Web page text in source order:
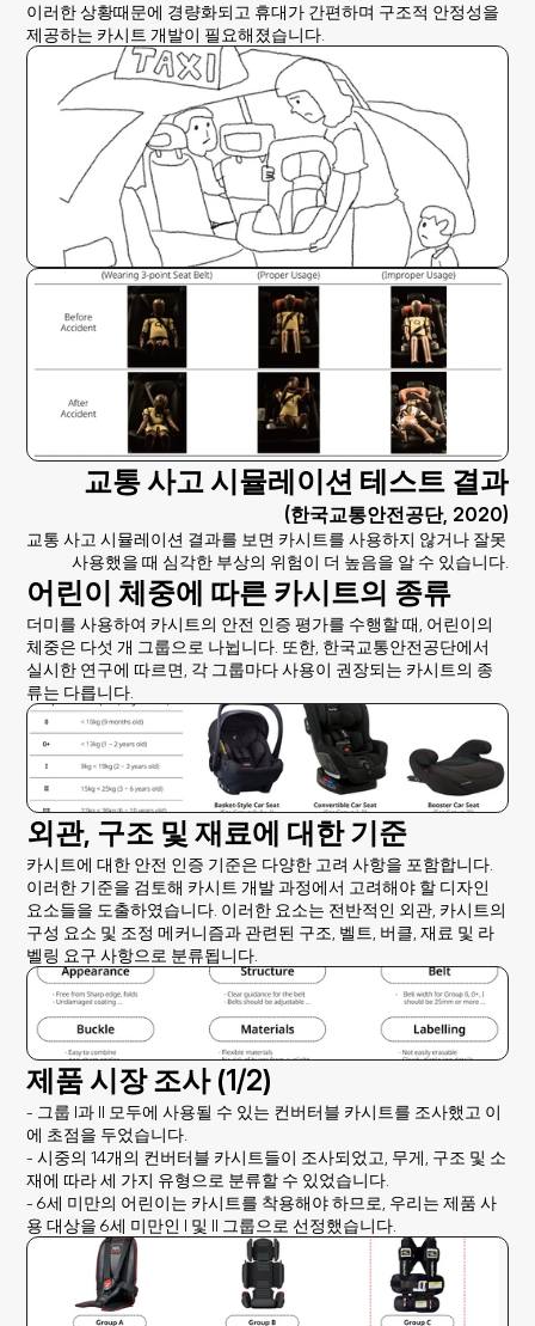
이러한 상황때문에 경량화되고 휴대가 간편하며 구조적 안정성을
제공하는 카시트 개발이 필요해졌습니다.
교통 사고 시뮬레이션 테스트 결과
(한국교통안전공단, 2020)
교통 사고 시뮬레이션 결과를 보면 카시트를 사용하지 않거나 잘못
사용했을 때 심각한 부상의 위험이 더 높음을 알 수 있습니다.
어린이 체중에 따른 카시트의 종류
더미를 사용하여 카시트의 안전 인증 평가를 수행할 때, 어린이의
체중은 다섯 개 그룹으로 나뉩니다. 또한, 한국교통안전공단에서
실시한 연구에 따르면, 각 그룹마다 사용이 권장되는 카시트의 종
류는 다릅니다.
외관, 구조 및 재료에 대한 기준
카시트에 대한 안전 인증 기준은 다양한 고려 사항을 포함합니다.
이러한 기준을 검토해 카시트 개발 과정에서 고려해야 할 디자인
요소들을 도출하였습니다. 이러한 요소는 전반적인 외관, 카시트의
구성 요소 및 조정 메커니즘과 관련된 구조, 벨트, 버클, 재료 및 라
벨링 요구 사항으로 분류됩니다.
제품 시장 조사 (1/2)
- 그룹 I과 II 모두에 사용될 수 있는 컨버터블 카시트를 조사했고 이
에 초점을 두었습니다.
- 시중의 14개의 컨버터블 카시트들이 조사되었고, 무게, 구조 및 소
재에 따라 세 가지 유형으로 분류할 수 있었습니다.
- 6세 미만의 어린이는 카시트를 착용해야 하므로, 우리는 제품 사
용 대상을 6세 미만인 I 및 II 그룹으로 선정했습니다.